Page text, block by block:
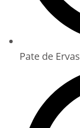
Pate de Ervas